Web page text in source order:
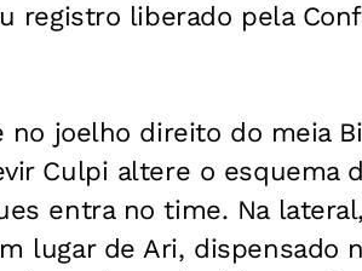
registro liberado pela
no joelho direito do meia
Culpi altere o esquema
entra no time. Na
lugar de Ari, dispensado